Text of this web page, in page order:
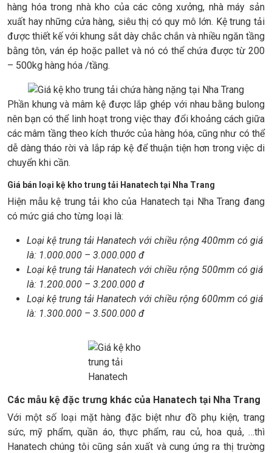
hàng hóa trong nhà kho của các công xưởng, nhà máy sản
xuất hay những cửa hàng, siêu thị có quy mô lớn. Kệ trung tải
được thiết kế với khung sắt dày chắc chắn và nhiều ngăn tầng
bằng tôn, ván ép hoặc pallet và nó có thể chứa được từ 200
– 500kg hàng hóa /tầng.
Phần khung và mâm kệ được lắp ghép với nhau bằng bulong
nên bạn có thể linh hoạt trong việc thay đổi khoảng cách giữa
các mâm tầng theo kích thước của hàng hóa, cũng như có thể
dễ dàng tháo rời và lắp ráp kệ để thuận tiện hơn trong việc di
chuyển khi cần.
Giá bán loại kệ kho trung tải Hanatech tại Nha Trang
Hiện mẫu kệ trung tải kho của Hanatech tại Nha Trang đang
có mức giá cho từng loại là:
Loại kệ trung tải Hanatech với chiều rộng 400mm có giá
là: 1.000.000 – 3.000.000 đ
Loại kệ trung tải Hanatech với chiều rộng 500mm có giá
là: 1.200.000 – 3.200.000 đ
Loại kệ trung tải Hanatech với chiều rộng 600mm có giá
là: 1.300.000 – 3.500.000 đ
Các mẫu kệ đặc trưng khác của Hanatech tại Nha Trang
Với một số loại mặt hàng đặc biệt như đồ phụ kiện, trang
sức, mỹ phẩm, quần áo, thực phẩm, rau củ, hoa quả, …thì
Hanatech chúng tôi cũng sản xuất và cung ứng ra thị trường